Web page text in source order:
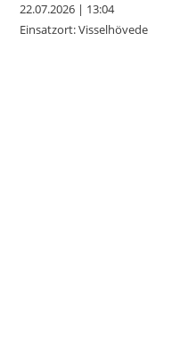
22.07.2026 | 13:04
Einsatzort: Visselhövede